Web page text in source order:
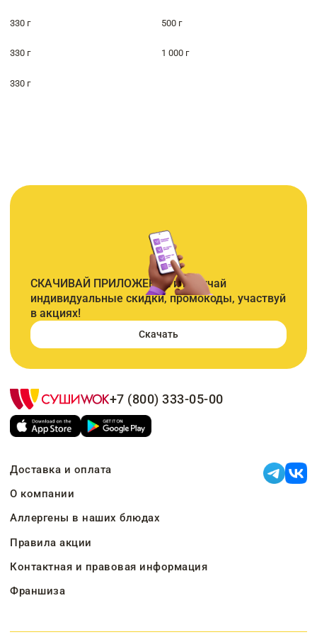
330 г 500 г
330 г 1 000 г
330 г
СКАЧИВАЙ ПРИЛОЖЕНИЕ и получай
индивидуальные скидки, промокоды, участвуй
в акциях!
Скачать
+7 (800) 333-05-00
Доставка и оплата
О компании
Аллергены в наших блюдах
Правила акции
Контактная и правовая информация
Франшиза